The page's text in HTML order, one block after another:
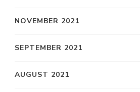
NOVEMBER 2021
SEPTEMBER 2021
AUGUST 2021